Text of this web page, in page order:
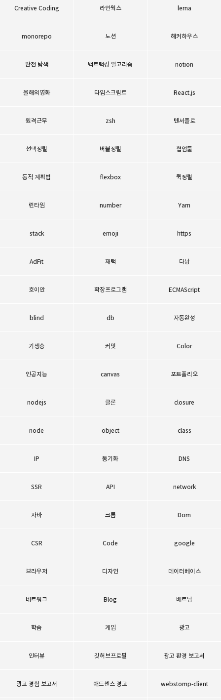
Creative Coding 라인웍스 lerna
monorepo 노션 해커하우스
완전 탐색 백트랙킹 알고리즘 notion
올해의영화 타입스크립트 React.js
원격근무 zsh 텐서플로
선택정렬 버블정렬 협업툴
동적 계획법 flexbox 퀵정렬
런타임 number Yarn
stack emoji https
AdFit 재택 다낭
호이안 확장프로그램 ECMAScript
blind db 자동완성
기생충 커밋 Color
인공지능 canvas 포트폴리오
nodejs 클론 closure
node object class
IP 동기화 DNS
SSR API network
자바 크롬 Dom
CSR Code google
브라우저 디자인 데이터베이스
네트워크 Blog 베트남
학습 게임 광고
인터뷰 깃허브프로필 광고 환경 보고서
광고 경험 보고서 애드센스 경고 webstomp-client